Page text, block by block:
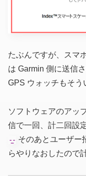
たぶんですが、スマ
は Garmin 側に送信
GPS ウォッチもそう
ソフトウェアのアッ
信で一回、計二回設
そのあとユーザー
らやりなおしたので